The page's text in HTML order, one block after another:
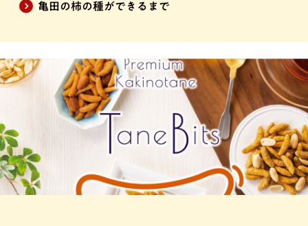
亀田の柿の種ができるまで